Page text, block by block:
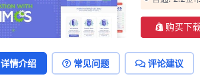
购买下
详情介绍 常见问题 评论建议